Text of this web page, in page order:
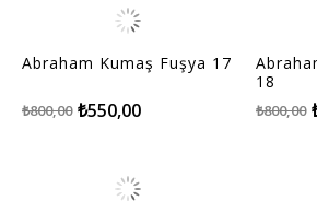
Abraham Kumaş Fuşya 17
₺550,00
₺800,00
18
₺800,00